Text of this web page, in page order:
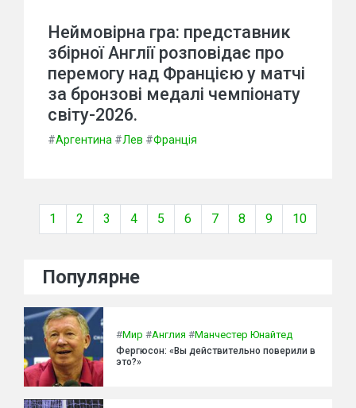
Неймовірна гра: представник
збірної Англії розповідає про
перемогу над Францією у матчі
за бронзові медалі чемпіонату
світу-2026.
#Аргентина #Лев #Франція
1 2 3 4 5 6 7 8 9 10
Популярне
#Мир #Англия #Манчестер Юнайтед
Фергюсон: «Вы действительно поверили в
это?»